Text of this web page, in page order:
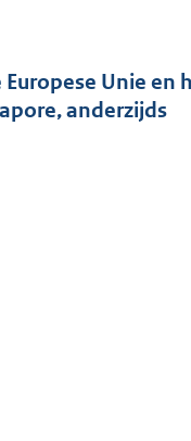
Unie en
anderzijds